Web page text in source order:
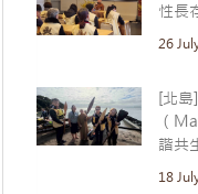
性長
26
[北
（
諧共
18